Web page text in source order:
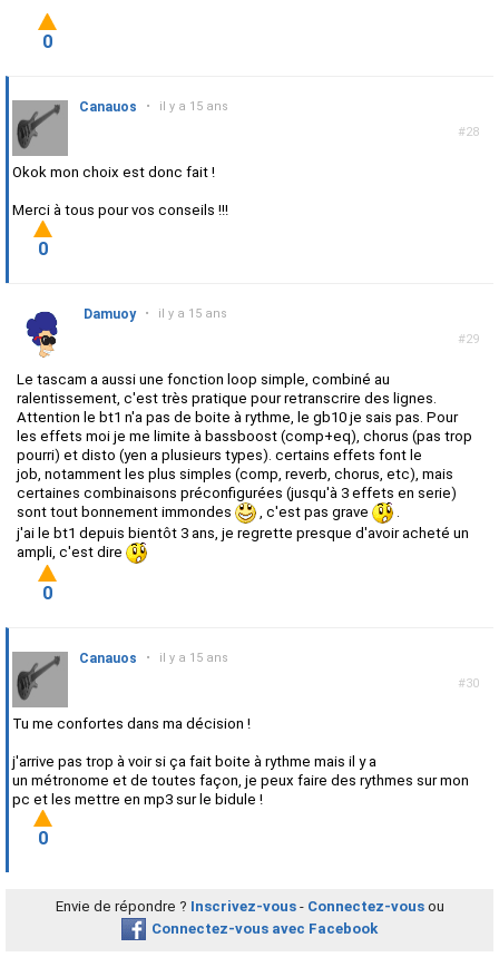
0
#28
Canauos • il y a 15 ans
Okok mon choix est donc fait !
Merci à tous pour vos conseils !!!
0
#29
Damuoy • il y a 15 ans
Le tascam a aussi une fonction loop simple, combiné au
ralentissement, c'est très pratique pour retranscrire des lignes.
Attention le bt1 n'a pas de boite à rythme, le gb10 je sais pas. Pour
les effets moi je me limite à bassboost (comp+eq), chorus (pas trop
pourri) et disto (yen a plusieurs types). certains effets font le
job, notamment les plus simples (comp, reverb, chorus, etc), mais
certaines combinaisons préconfigurées (jusqu'à 3 effets en serie)
sont tout bonnement immondes
, c'est pas grave
.
j'ai le bt1 depuis bientôt 3 ans, je regrette presque d'avoir acheté un
ampli, c'est dire
0
#30
Canauos • il y a 15 ans
Tu me confortes dans ma décision !
j'arrive pas trop à voir si ça fait boite à rythme mais il y a
un métronome et de toutes façon, je peux faire des rythmes sur mon
pc et les mettre en mp3 sur le bidule !
0
Envie de répondre ? Inscrivez-vous- Connectez-vousou
Connectez-vous avec Facebook